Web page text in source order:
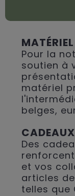
Pour la
soutien à
matériel
belges,
Des
et vos
articles
telles que